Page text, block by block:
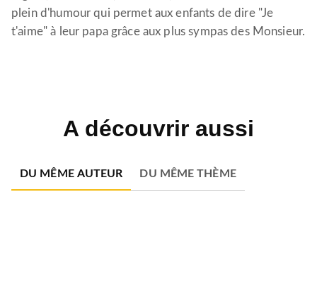
plein d'humour qui permet aux enfants de dire "Je
t'aime" à leur papa grâce aux plus sympas des Monsieur.
A découvrir aussi
DU MÊME AUTEUR DU MÊME THÈME